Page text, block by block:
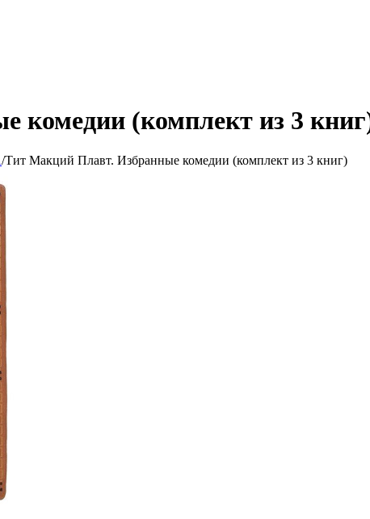
комедии (комплект из 3
/Тит Макций Плавт. Избранные комедии (комплект из 3 книг)